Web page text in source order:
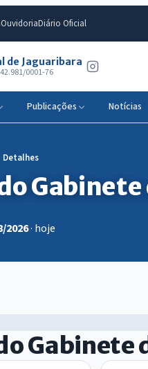
OuvidoriaDiário Oficial
de Jaguaribara
0001-76
Publicações Notícias
Detalhes
2026· hoje
Gabinete